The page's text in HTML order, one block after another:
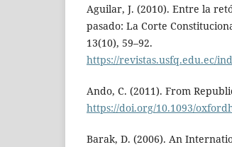
Aguilar, J. (2010). Entre la
pasado: La Corte
13(10), 59–92.
https://revistas.usfq.edu.ec/
Ando, C. (2011). From
https://doi.org/10.1093/
Barak, D. (2006). An